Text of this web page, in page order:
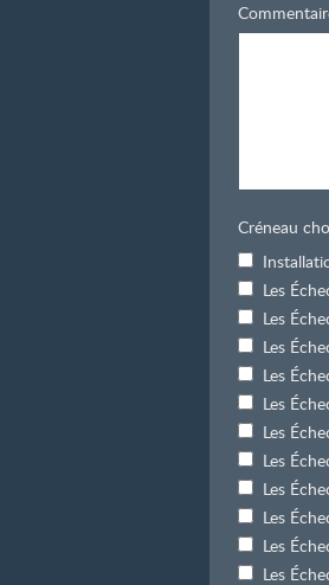
Créneau
Les
Les
Les
Les
Les
Les
Les
Les
Les
Les
Les